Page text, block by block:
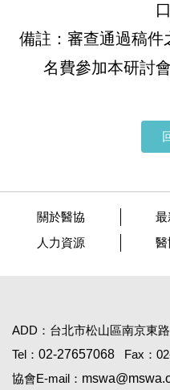
備註： 審查通過稿件
名費參加本研討
關於醫協 最
人力資源
ADD：台北市松山區南京東
Tel： 02-27657068
Fax：
協會E-mail：